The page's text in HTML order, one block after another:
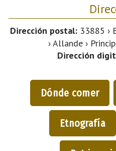
Dirección postal: 33885 ›
› Allande ›
Dirección
Dónde comer
Etnografía